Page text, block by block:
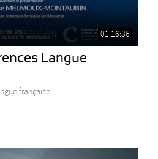
01:16:36
Langue
française...